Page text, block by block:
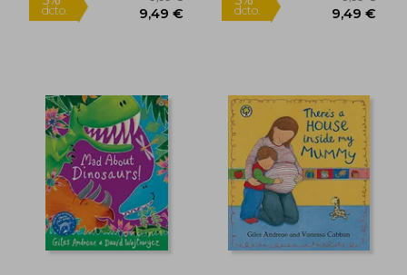
5%
dcto.
9,99 €
9,49 €
5%
dcto.